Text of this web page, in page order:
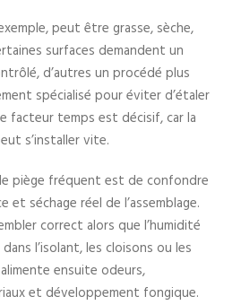
peut être grasse, sèche,
surfaces demandent un
d’autres un procédé plus
spécialisé pour éviter d’étaler
facteur temps est décisif, car la
s’installer vite.
piège fréquent est de confondre
et séchage réel de l’assemblage.
correct alors que l’humidité
l’isolant, les cloisons ou les
ensuite odeurs,
et développement fongique.